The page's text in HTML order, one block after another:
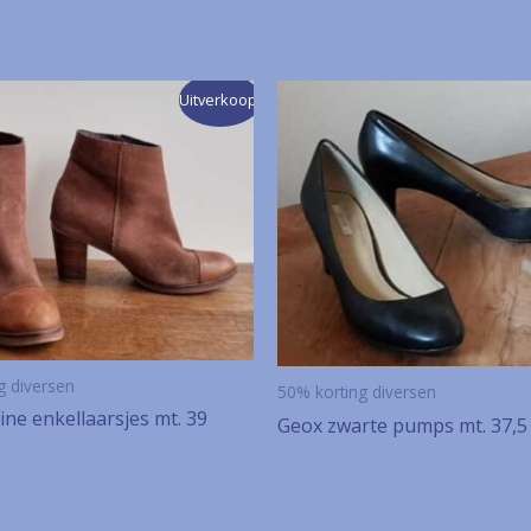
Uitverkoop!
diversen
enkellaarsjes mt. 39
50% korting diversen
Geox zwarte pumps mt. 37,5